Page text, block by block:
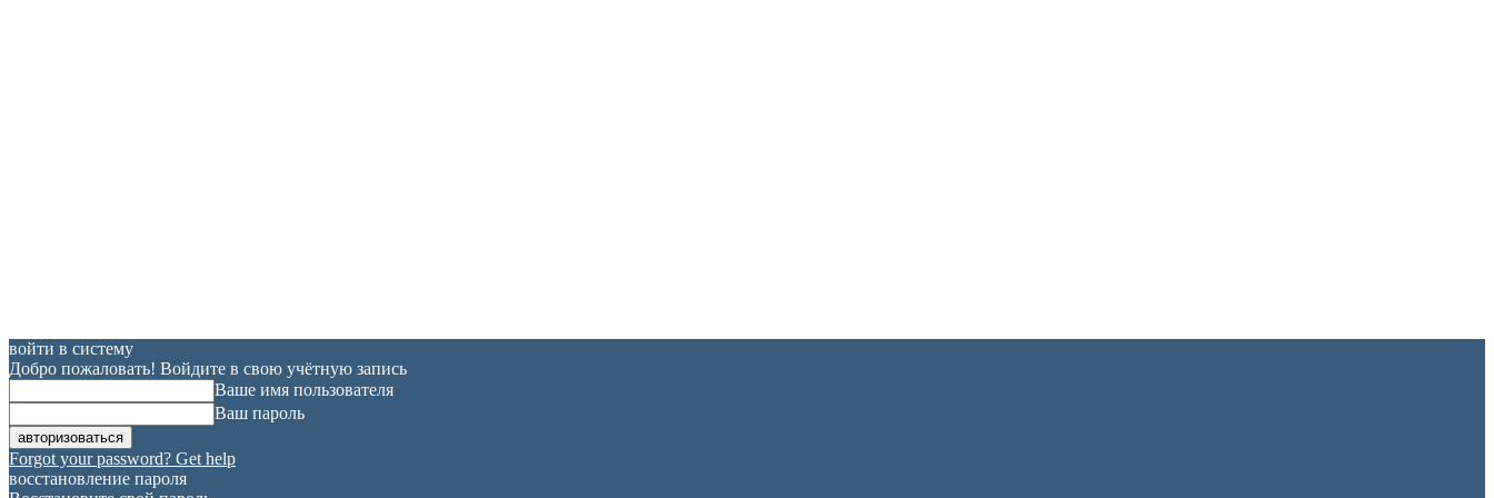
войти в систему
Добро пожаловать! Войдите в свою учётную запись
Ваше имя пользователя
Ваш пароль
Forgot your password? Get help
восстановление пароля